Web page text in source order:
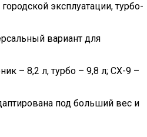
эксплуатации, турбо-
вариант для
– 8,2 л, турбо – 9,8 л; CX-9 –
под больший вес и